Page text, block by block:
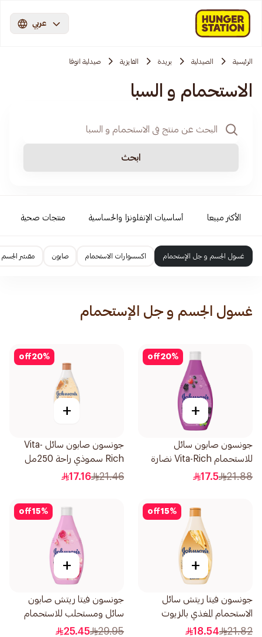
عربي
الرئيسية الصيدلية بريدة الفايزية صيدلية انوفا
الاستحمام و السبا
ابحث
الأكثر مبيعا أساسيات الإنفلونزا والحساسية منتجات صحية
غسول الجسم و جل الإستحمام اكسسوارات الاستحمام صابون مقشر الجسم
غسول الجسم و جل الإستحمام
20%
off
+
جونسون صابون سائل
للاستحمام Vita-Rich نضارة
250مل
21.88
17.5
20%
off
+
جونسون صابون سائل Vita-
Rich سموذي راحة 250مل
21.46
17.16
15%
off
+
جونسون فيتا ريتش سائل
الاستحمام المغذي بالزيوت
المجددة للبشرة 250مل
21.82
18.54
15%
off
+
جونسون فيتا ريتش صابون
سائل ومستحلب للاستحمام
بنسيم ماء الورد 400مل
29.95
25.45